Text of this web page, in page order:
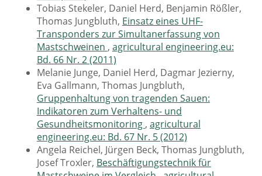
Tobias Stekeler, Daniel Herd, Benjamin Rößler,
Thomas Jungbluth, Einsatz eines UHF-
Transponders zur Simultanerfassung von
Mastschweinen , agricultural engineering.eu:
Bd. 66 Nr. 2 (2011)
Melanie Junge, Daniel Herd, Dagmar Jezierny,
Eva Gallmann, Thomas Jungbluth,
Gruppenhaltung von tragenden Sauen:
Indikatoren zum Verhaltens- und
Gesundheitsmonitoring , agricultural
engineering.eu: Bd. 67 Nr. 5 (2012)
Angela Reichel, Jürgen Beck, Thomas Jungbluth,
Josef Troxler, Beschäftigungstechnik für